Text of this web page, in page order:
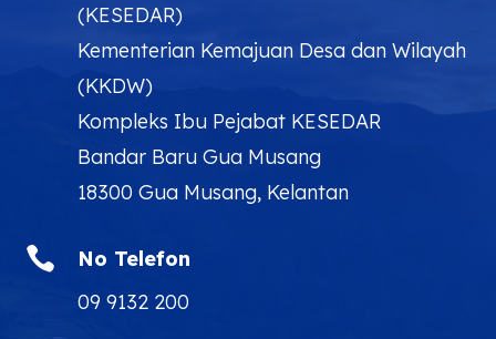
(KESEDAR)
Kementerian Kemajuan Desa dan Wilayah
(KKDW)
Kompleks Ibu Pejabat KESEDAR
Bandar Baru Gua Musang
18300 Gua Musang, Kelantan

No Telefon
09 9132 200